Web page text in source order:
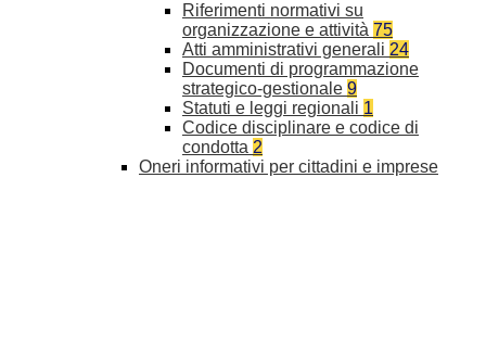
Riferimenti normativi su
organizzazione e attività 75
Atti amministrativi generali 24
Documenti di programmazione
strategico-gestionale 9
Statuti e leggi regionali 1
Codice disciplinare e codice di
condotta 2
Oneri informativi per cittadini e imprese